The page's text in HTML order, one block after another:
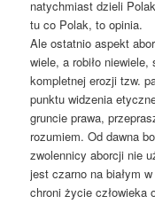
natychmiast dzieli
tu co Polak, to opinia.
Ale ostatnio aspekt
wiele, a robiło
kompletnej erozji tzw.
punktu widzenia
gruncie prawa,
rozumiem. Od dawna
zwolennicy aborcji nie
jest czarno na białym
chroni życie człowieka